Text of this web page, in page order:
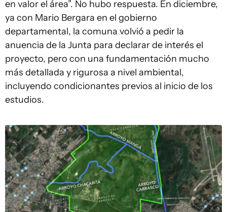
en valor el área”. No hubo respuesta. En diciembre,
ya con Mario Bergara en el gobierno
departamental, la comuna volvió a pedir la
anuencia de la Junta para declarar de interés el
proyecto, pero con una fundamentación mucho
más detallada y rigurosa a nivel ambiental,
incluyendo condicionantes previos al inicio de los
estudios.